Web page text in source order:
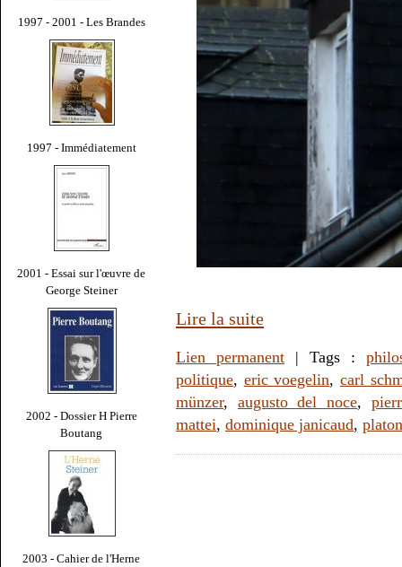
1997 - 2001 - Les Brandes
1997 - Immédiatement
2001 - Essai sur l'œuvre de
George Steiner
2002 - Dossier H Pierre
Boutang
2003 - Cahier de l'Herne
Lire la suite
Lien permanent| Tags :
politique, eric voegelin, carl
münzer, augusto del noce,
mattei, dominique janicaud, platon